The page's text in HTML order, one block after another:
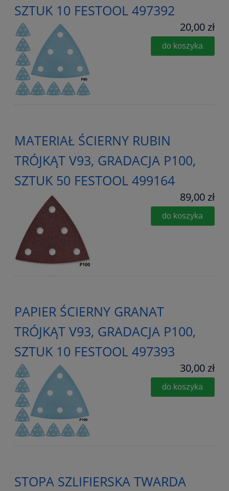
SZTUK 10 FESTOOL 497392
20,00 zł
do koszyka
MATERIAŁ ŚCIERNY RUBIN
TRÓJKĄT V93, GRADACJA P100,
SZTUK 50 FESTOOL 499164
89,00 zł
do koszyka
PAPIER ŚCIERNY GRANAT
TRÓJKĄT V93, GRADACJA P100,
SZTUK 10 FESTOOL 497393
30,00 zł
do koszyka
STOPA SZLIFIERSKA TWARDA